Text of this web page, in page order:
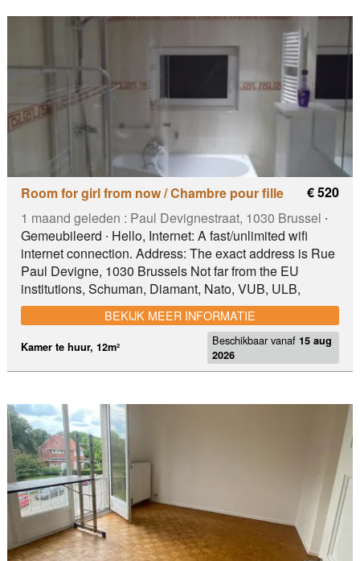
on our website us at
Room for girl from now / Chambre pour fille
1 maand geleden : Paul Devignestraat, 1030 Brussel ∙
Gemeubileerd ∙ Hello, Internet: A fast/unlimited wifi
internet connection. Address: The exact address is Rue
Paul Devigne, 1030 Brussels Not far from the EU
institutions, Schuman, Diamant, Nato, VUB, ULB,
Etterbeek, airport, highway,... Guarantee: The guarantee
corresponds to one month's rent. This amount is
returned one day before or at last on the same day of
leaving. Inventory: Amicable inventory. Domiciliation:
possible. Washing machine: no, laundrys are located at
Chazal area, with many shopping facilities, parc
josaphat, many public transport facilities, highway, EC,
Nato, Shuman, Etterbeek, Chazal,....
Kamer te huur, 12m² Beschikbaar vanaf15 aug
2026
€ 520
BEKIJK MEER INFORMATIE